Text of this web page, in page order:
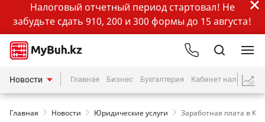
Налоговый отчетный период стартовал! Не
забудьте сдать 910, 200 и 300 формы до 15 августа!
Новости Главная Бизнес Бухгалтерия Кабинет
Главная Новости Юридические услуги Заработная плата в